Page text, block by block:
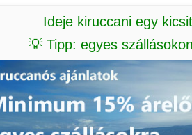
Ideje kiruccani egy
💡 Tipp: egyes